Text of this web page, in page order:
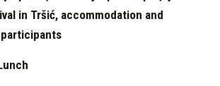
in Tršić, accommodation and